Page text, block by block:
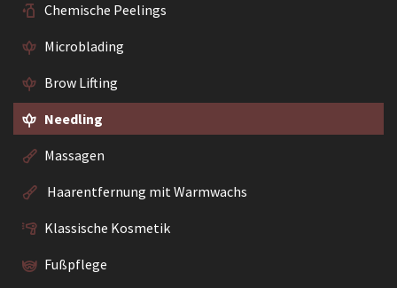
Chemische Peelings
Microblading
Brow Lifting
Needling
Massagen
Haarentfernung mit Warmwachs
Klassische Kosmetik
Fußpflege